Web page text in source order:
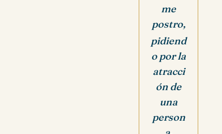
me
postro,
pidiend
o por la
atracci
ón de
una
person